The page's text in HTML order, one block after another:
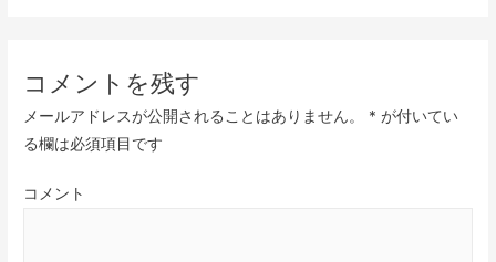
コメントを残す
メールアドレスが公開されることはありません。 * が付いてい
る欄は必須項目です
コメント